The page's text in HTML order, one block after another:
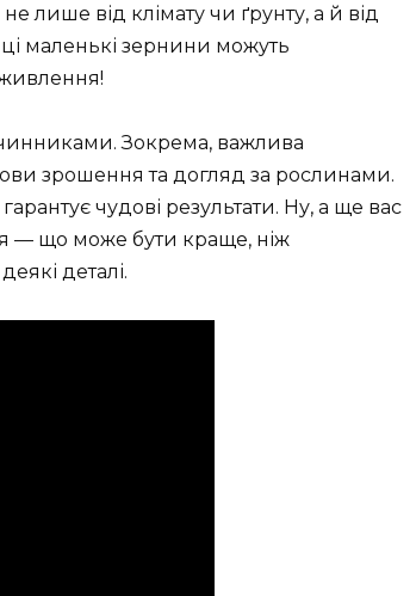
лише від клімату чи ґрунту, а й від
маленькі зернини можуть
чинниками. Зокрема, важлива
зрошення та догляд за рослинами.
чудові результати. Ну, а ще вас
— що може бути краще, ніж
деталі.